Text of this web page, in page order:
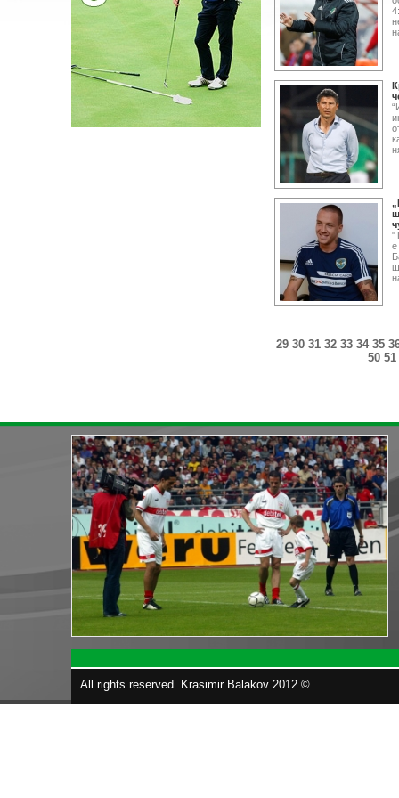
е
29 30 31 32 33 34 35
50 51
All rights reserved. Krasimir Balakov 2012 ©